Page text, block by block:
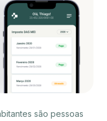
são pessoas